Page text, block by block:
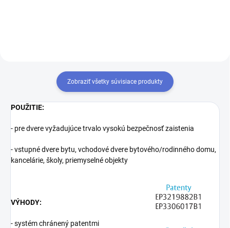
Zobraziť všetky súvisiace produkty
POUŽITIE:
- pre dvere vyžadujúce trvalo vysokú bezpečnosť zaistenia
- vstupné dvere bytu, vchodové dvere bytového/rodinného domu,
kancelárie, školy, priemyselné objekty
VÝHODY:
- systém chránený patentmi